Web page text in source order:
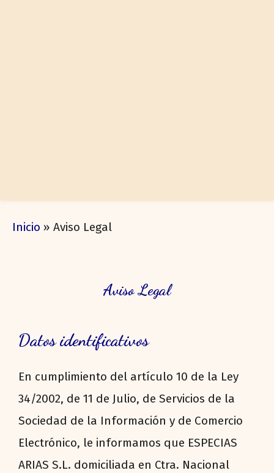
Inicio » Aviso Legal
Aviso Legal
Datos identificativos
En cumplimiento del artículo 10 de la Ley
34/2002, de 11 de Julio, de Servicios de la
Sociedad de la Información y de Comercio
Electrónico, le informamos que ESPECIAS
ARIAS S.L. domiciliada en Ctra. Nacional